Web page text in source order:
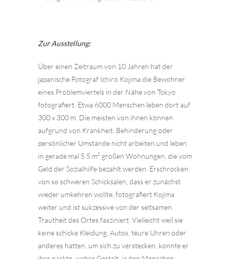
Zur Ausstellung:
Über einen Zeitraum von 10 Jahren hat der
japanische Fotograf Ichiro Kojima die Bewohner
eines Problemviertels in der Nähe von Tokyo
fotografiert. Etwa 6000 Menschen leben dort auf
300 x 300 m. Die meisten von ihnen können
aufgrund von Krankheit, Behinderung oder
persönlicher Umstände nicht arbeiten und leben
in gerade mal 5.5 m² großen Wohnungen, die vom
Geld der Sozialhilfe bezahltwerden. Erschrocken
von so schweren Schicksalen, dass er zunächst
wieder umkehren wollte, fotografiert Kojima
weiter und ist sukzessive von der seltsamen
Trautheit des Ortes fasziniert. Vielleicht weil sie
keine schicke Kleidung, Autos, teure Uhren oder
anderes hatten, um sich zu verstecken, konnte er